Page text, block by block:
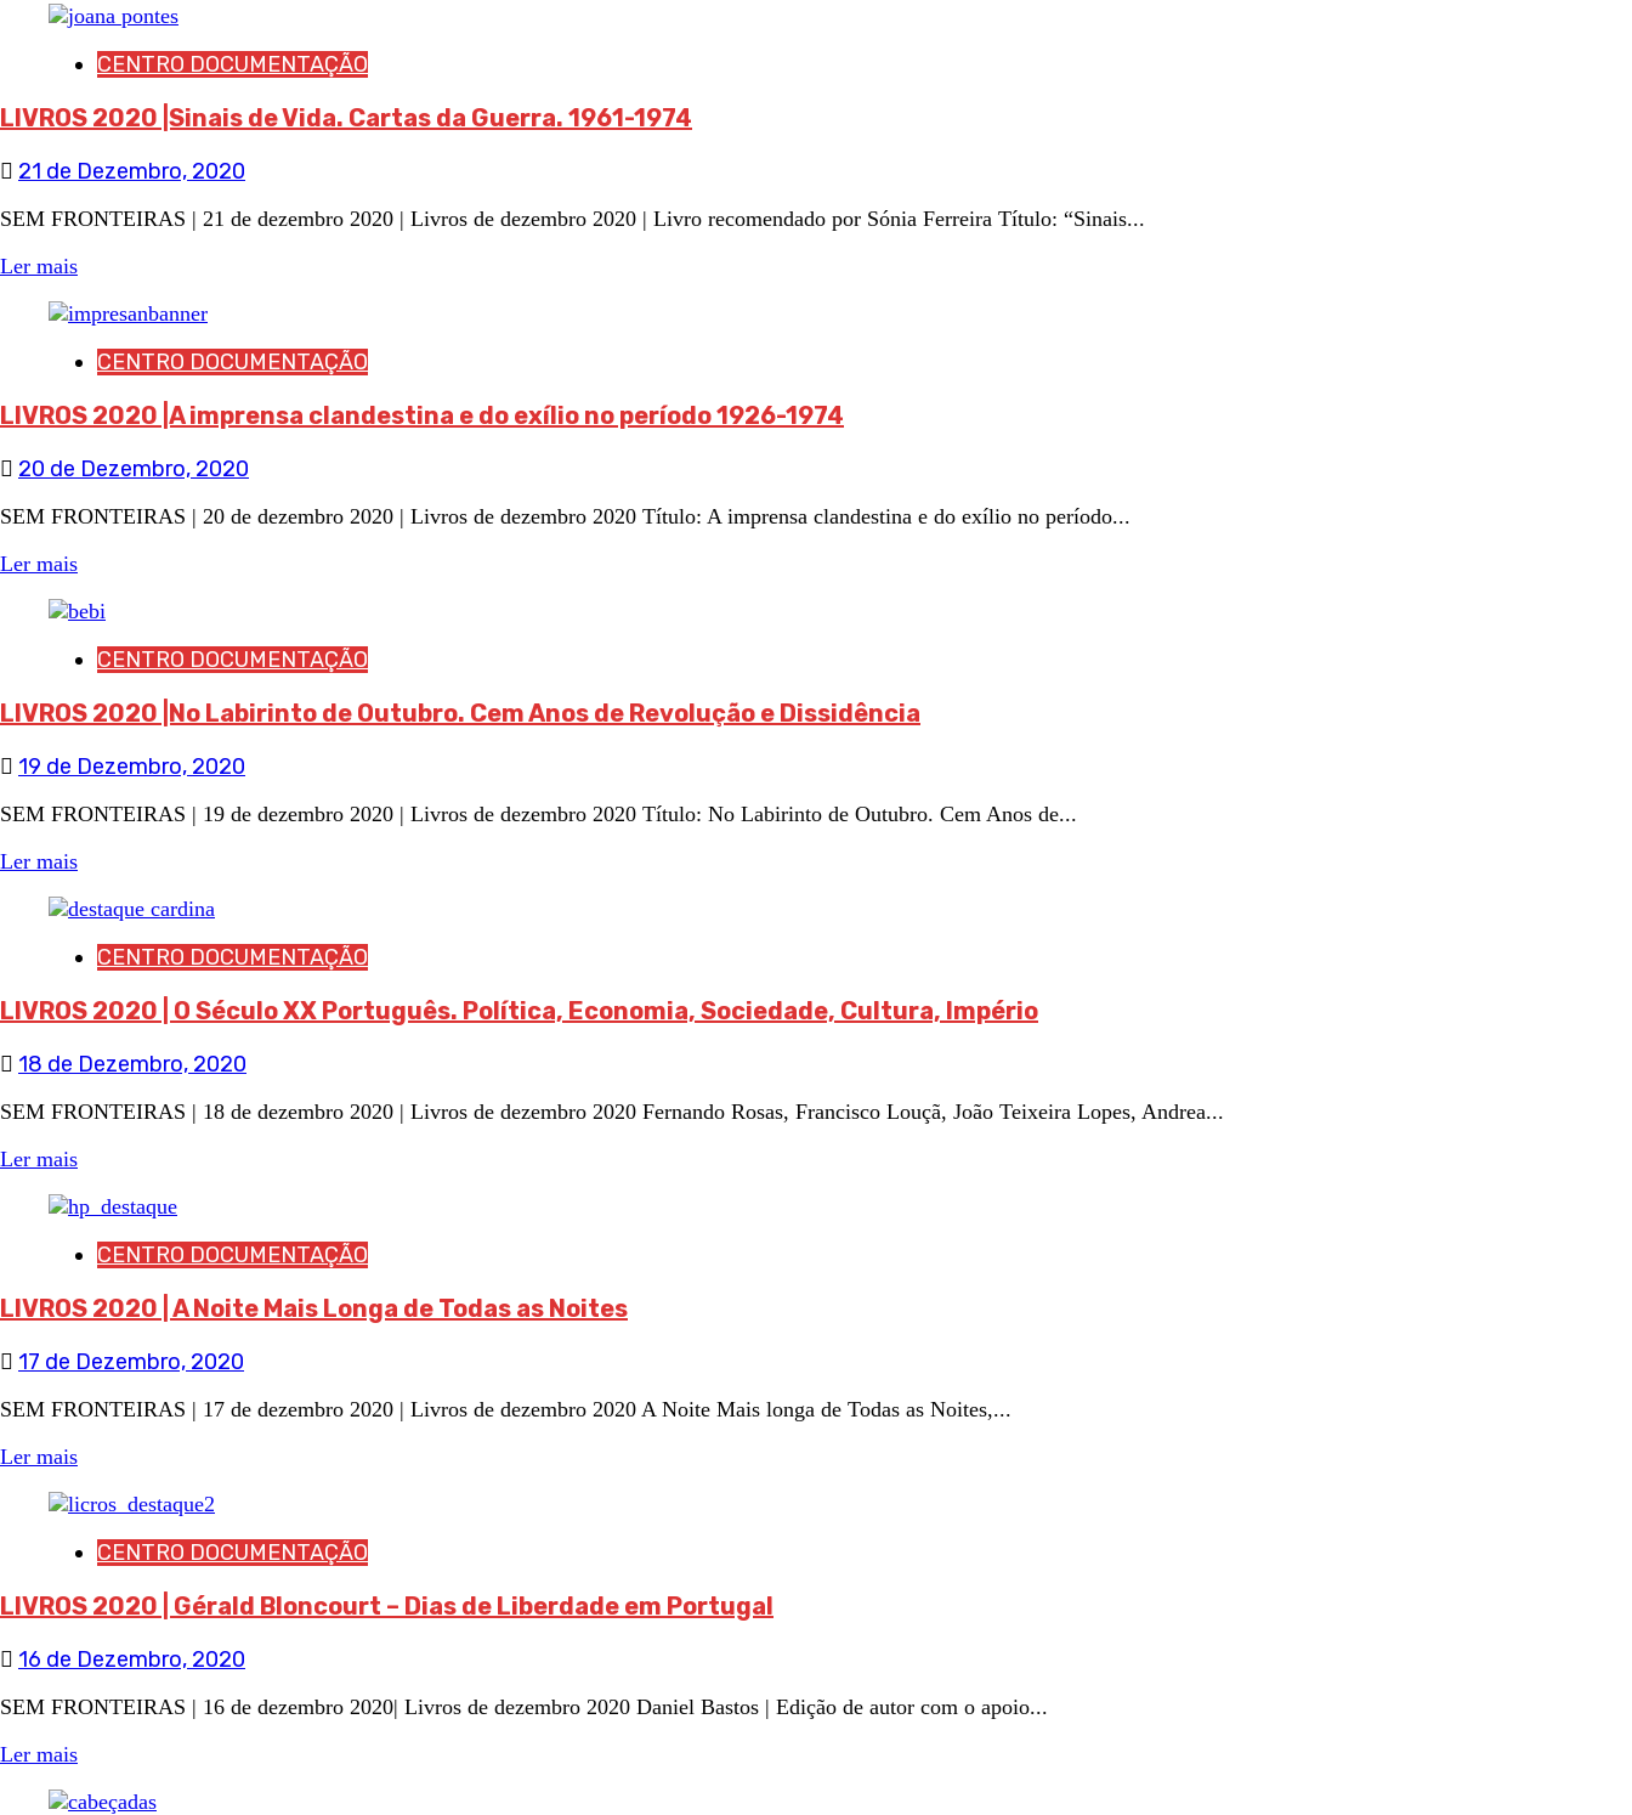
CENTRO DOCUMENTAÇÃO
LIVROS 2020 |Sinais de Vida. Cartas da Guerra. 1961-1974
21 de Dezembro, 2020
SEM FRONTEIRAS | 21 de dezembro 2020 | Livros de dezembro 2020 | Livro recomendado por Sónia Ferreira Título: “Sinais...
Ler mais
CENTRO DOCUMENTAÇÃO
LIVROS 2020 |A imprensa clandestina e do exílio no período 1926-1974
20 de Dezembro, 2020
SEM FRONTEIRAS | 20 de dezembro 2020 | Livros de dezembro 2020 Título: A imprensa clandestina e do exílio no período...
Ler mais
CENTRO DOCUMENTAÇÃO
LIVROS 2020 |No Labirinto de Outubro. Cem Anos de Revolução e Dissidência
19 de Dezembro, 2020
SEM FRONTEIRAS | 19 de dezembro 2020 | Livros de dezembro 2020 Título: No Labirinto de Outubro. Cem Anos de...
Ler mais
CENTRO DOCUMENTAÇÃO
LIVROS 2020 | O Século XX Português. Política, Economia, Sociedade, Cultura, Império
18 de Dezembro, 2020
SEM FRONTEIRAS | 18 de dezembro 2020 | Livros de dezembro 2020 Fernando Rosas, Francisco Louçã, João Teixeira Lopes, Andrea...
Ler mais
CENTRO DOCUMENTAÇÃO
LIVROS 2020 | A Noite Mais Longa de Todas as Noites
17 de Dezembro, 2020
SEM FRONTEIRAS | 17 de dezembro 2020 | Livros de dezembro 2020 A Noite Mais longa de Todas as Noites,...
Ler mais
CENTRO DOCUMENTAÇÃO
LIVROS 2020 | Gérald Bloncourt – Dias de Liberdade em Portugal
16 de Dezembro, 2020
SEM FRONTEIRAS | 16 de dezembro 2020| Livros de dezembro 2020 Daniel Bastos | Edição de autor com o apoio...
Ler mais